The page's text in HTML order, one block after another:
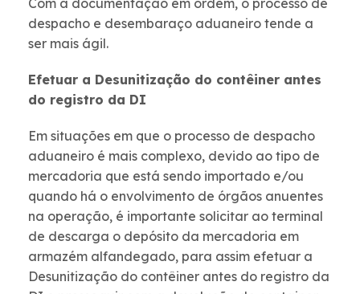
Com a documentação em ordem, o processo de
despacho e desembaraço aduaneiro tende a
ser mais ágil.
Efetuar a Desunitização do contêiner antes
do registro da DI
Em situações em que o processo de despacho
aduaneiro é mais complexo, devido ao tipo de
mercadoria que está sendo importado e/ou
quando há o envolvimento de órgãos anuentes
na operação, é importante solicitar ao terminal
de descarga o depósito da mercadoria em
armazém alfandegado, para assim efetuar a
Desunitização do contêiner antes do registro da